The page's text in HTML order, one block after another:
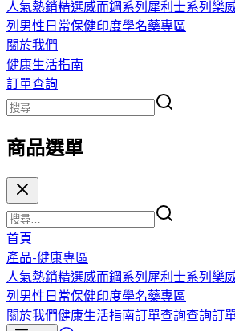
人氣熱銷精選威而鋼系列 犀利士系列 樂
列 男性日常保健印度學名藥專區
關於我們
健康生活指南
訂單查詢
商品選單
首頁
產品-健康專區
人氣熱銷精選威而鋼系列 犀利士系列 樂
列 男性日常保健印度學名藥專區
關於我們健康生活指南訂單查詢查詢訂